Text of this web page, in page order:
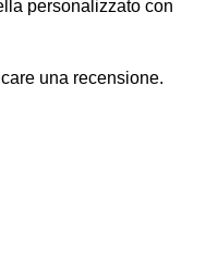
personalizzato con
una recensione.